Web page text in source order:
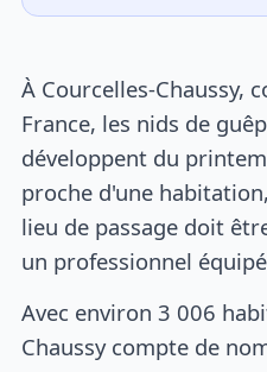
À Courcelles-Chaussy,
France, les nids de
développent du
proche d'une
lieu de passage doit
un professionnel
Avec environ 3 006
Chaussy compte de